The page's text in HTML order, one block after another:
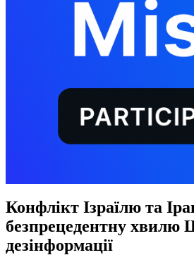
Конфлікт Ізраїлю та
безпрецедентну хвилю
дезінформації